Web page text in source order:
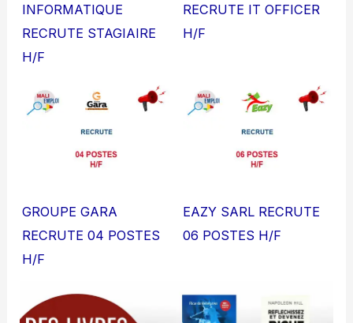
INFORMATIQUE
RECRUTE STAGIAIRE
H/F
RECRUTE IT OFFICER
H/F
GROUPE GARA
RECRUTE 04 POSTES
H/F
EAZY SARL RECRUTE
06 POSTES H/F